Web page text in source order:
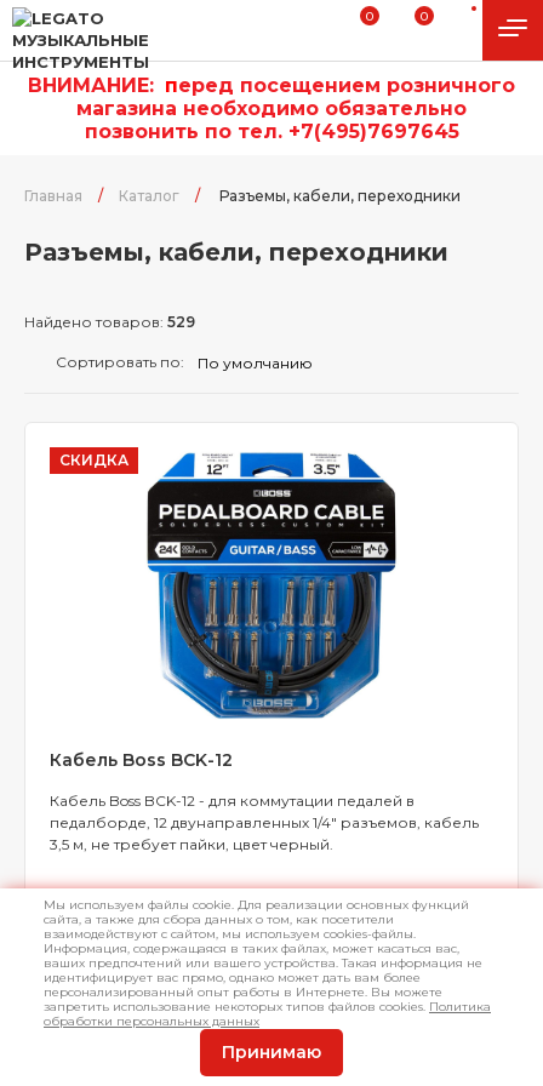
0 0
ВНИМАНИЕ: перед посещением розничного
магазина необходимо обязательно
позвонить по тел. +7(495)7697645
Главная / Каталог / Разъемы, кабели, переходники
Разъемы, кабели, переходники
Найдено товаров: 529
Сортировать по:
СКИДКА
Кабель Boss BCK-12
Кабель Boss BCK-12 - для коммутации педалей в
педалборде, 12 двунаправленных 1/4" разъемов, кабель
3,5 м, не требует пайки, цвет черный.
Арт.L026000 Уточнить наличиe
8 090 ₽
Запросить
Мы используем файлы cookie. Для реализации основных функций
сайта, а также для сбора данных о том, как посетители
взаимодействуют с сайтом, мы используем cookies-файлы.
Информация, содержащаяся в таких файлах, может касаться вас,
ваших предпочтений или вашего устройства. Такая информация не
идентифицирует вас прямо, однако может дать вам более
персонализированный опыт работы в Интернете. Вы можете
запретить использование некоторых типов файлов cookies. Политика
обработки персональных данных
Принимаю